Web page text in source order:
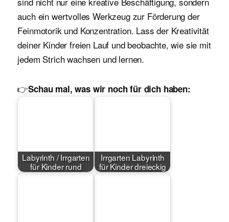
auch ein wertvolles Werkzeug zur Förderung der
Feinmotorik und Konzentration. Lass der Kreativität
deiner Kinder freien Lauf und beobachte, wie sie mit
jedem Strich wachsen und lernen.
👉Schau mal, was wir noch für dich haben:
Labyrinth / Irrgarten
für Kinder rund
Irrgarten Labyrinth
für Kinder dreieckig